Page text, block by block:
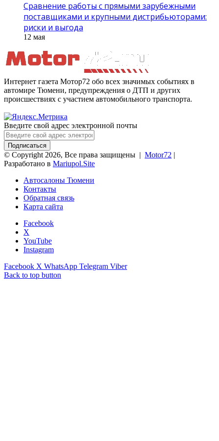
Сравнение работы с прямыми зарубежными
поставщиками и крупными дистрибьюторами:
риски и выгода
12 мая
Интернет газета Мотор72 обо всех значимых событиях в
автомире Тюмени, предупреждения о ДТП и других
происшествиях с участием автомобильного транспорта.
Введите свой адрес электронной почты
© Copyright 2026, Все права защищены | Motor72 |
Разработано в Mariupol.Site
Автосалоны Тюмени
Контакты
Обратная связь
Карта сайта
Facebook
X
YouTube
Instagram
Facebook X WhatsApp Telegram Viber
Back to top button